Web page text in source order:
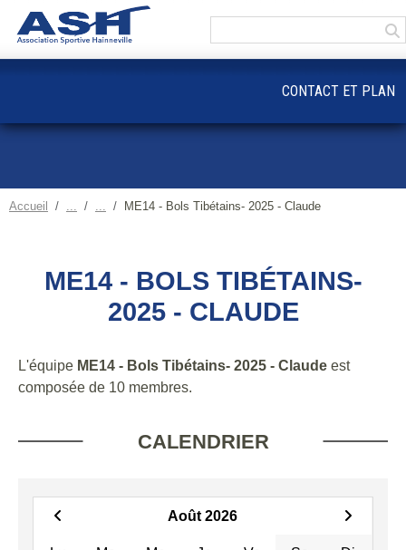
Accueil ME14 - Bols Tibétains- 2025 - Claude
ME14 - BOLS TIBÉTAINS-
2025 - CLAUDE
L'équipe ME14 - Bols Tibétains- 2025 - Claude est
composée de 10 membres.
CALENDRIER
Août 2026
CONTACT ET PLAN
Panneau de gestion des cookies